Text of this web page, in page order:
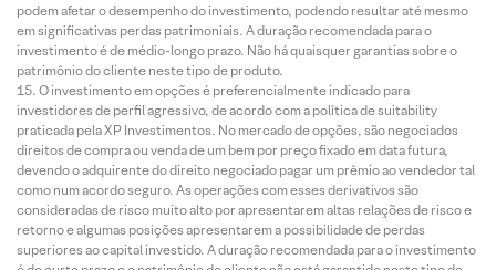
podem afetar o desempenho do investimento, podendo resultar até mesmo
em significativas perdas patrimoniais. A duração recomendada para o
investimento é de médio-longo prazo. Não há quaisquer garantias sobre o
patrimônio do cliente neste tipo de produto.
O investimento em opções é preferencialmente indicado para
investidores de perfil agressivo, de acordo com a política de suitability
praticada pela XP Investimentos. No mercado de opções, são negociados
direitos de compra ou venda de um bem por preço fixado em data futura,
devendo o adquirente do direito negociado pagar um prêmio ao vendedor tal
como num acordo seguro. As operações com esses derivativos são
consideradas de risco muito alto por apresentarem altas relações de risco e
retorno e algumas posições apresentarem a possibilidade de perdas
superiores ao capital investido. A duração recomendada para o investimento